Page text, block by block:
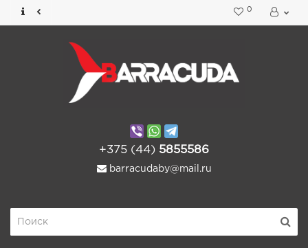
0
+375 (44) 5855586
barracudaby@mail.ru